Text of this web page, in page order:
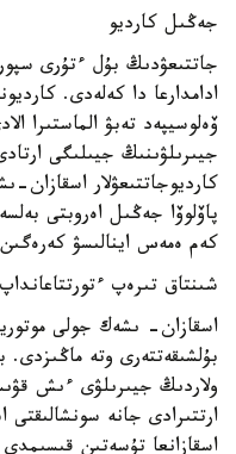
جەڭىل كارديو
جاتتىعۋدىڭ بۇل ءتۇرى
ادامدارعا دا كەلەدى.
ۆەلوسيپەد تەبۋ الماستىرا
جيىرىلۋىنىڭ جيىلىگى
كارديوجاتتىعۋلار اسقازان-
كەم ەمەس اينالىسۋ
شىنتاق تىرەپ
اسقازان- ىشەك جولى
بۇلشىقەتتەرى وتە ماڭىزدى.
ولاردىڭ جيىرىلۋى ءىش
ارتتىرادى جانە